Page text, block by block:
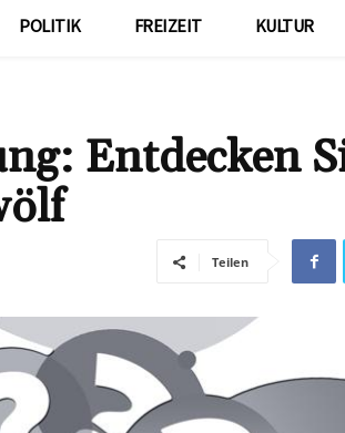
POLITIK FREIZEIT KULTUR
Entdecken
Teilen